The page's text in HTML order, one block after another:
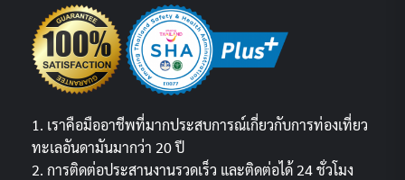
1. เราคือมืออาชีพที่มากประสบการณ์เกี่ยวกับการท่องเที่ยว
ทะเลอันดามันมากว่า 20 ปี
2. การติดต่อประสานงานรวดเร็ว และติดต่อได้ 24 ชั่วโมง